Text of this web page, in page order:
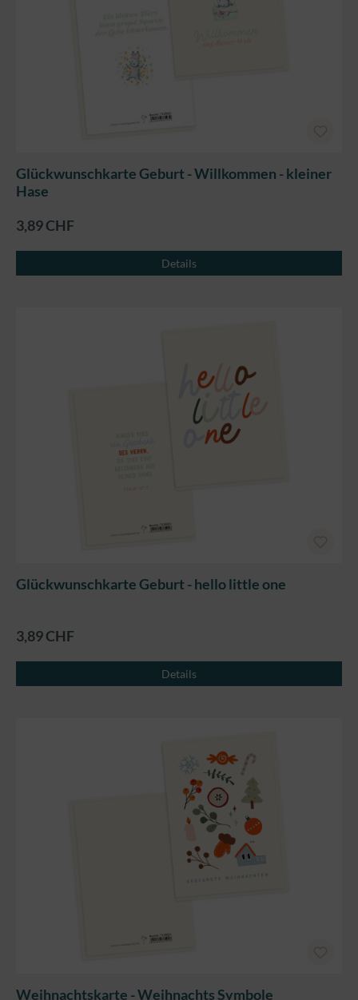
Glückwunschkarte Geburt - Willkommen - kleiner
Hase
3,89 CHF
Details
Glückwunschkarte Geburt - hello little one
3,89 CHF
Details
Weihnachtskarte - Weihnachts Symbole